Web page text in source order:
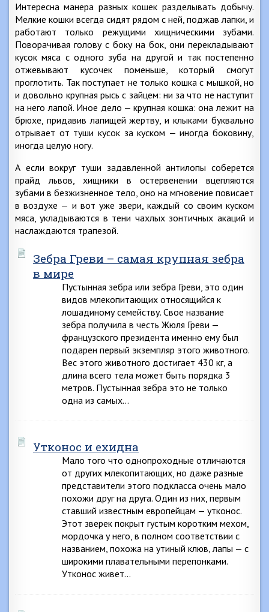
Интересна манера разных кошек разделывать добычу.
Мелкие кошки всегда сидят рядом с ней, поджав лапки, и
работают только режущими хищническими зубами.
Поворачивая голову с боку на бок, они перекладывают
кусок мяса с одного зуба на другой и так постепенно
отжевывают кусочек поменьше, который смогут
проглотить. Так поступает не только кошка с мышкой, но
и довольно крупная рысь с зайцем: ни за что не наступит
на него лапой. Иное дело — крупная кошка: она лежит на
брюхе, придавив лапищей жертву, и клыками буквально
отрывает от туши кусок за куском — иногда боковину,
иногда целую ногу.
А если вокруг туши задавленной антилопы соберется
прайд львов, хищники в остервенении вцепляются
зубами в безжизненное тело, оно на мгновение повисает
в воздухе — и вот уже звери, каждый со своим куском
мяса, укладываются в тени чахлых зонтичных акаций и
наслаждаются трапезой.
Зебра Греви – самая крупная зебра
в мире
Пустынная зебра или зебра Греви, это один
видов млекопитающих относящийся к
лошадиному семейству. Свое название
зебра получила в честь Жюля Греви —
французского президента именно ему был
подарен первый экземпляр этого животного.
Вес этого животного достигает 430 кг, а
длина всего тела может быть порядка 3
метров. Пустынная зебра это не только
одна из самых…
Утконос и ехидна
Мало того что однопроходные отличаются
от других млекопитающих, но даже разные
представители этого подкласса очень мало
похожи друг на друга. Один из них, первым
ставший известным европейцам — утконос.
Этот зверек покрыт густым коротким мехом,
мордочка у него, в полном соответствии с
названием, похожа на утиный клюв, лапы — с
широкими плавательными перепонками.
Утконос живет…